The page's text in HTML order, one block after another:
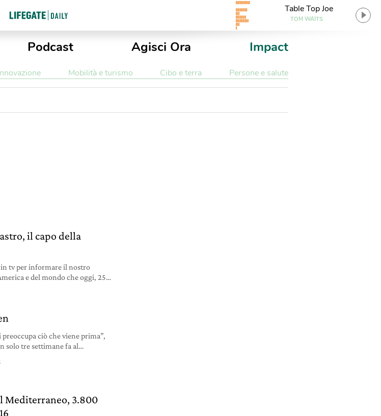
Table Top Joe
TOM WAITS
Podcast Agisci Ora Impact
Mobilità e turismo Cibo e terra Persone e salute
il capo della
tv per informare il nostro
e del mondo che oggi, 25
Ruz. Nel rispetto della volontà
ciò che viene prima”,
solo tre settimane fa al
su facebook, lascia annichiliti
Mediterraneo, 3.800